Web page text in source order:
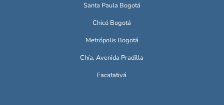
Santa Paula Bogotá
Chicó Bogotá
Metrópolis Bogotá
Chía, Avenida Pradilla
Facatativá